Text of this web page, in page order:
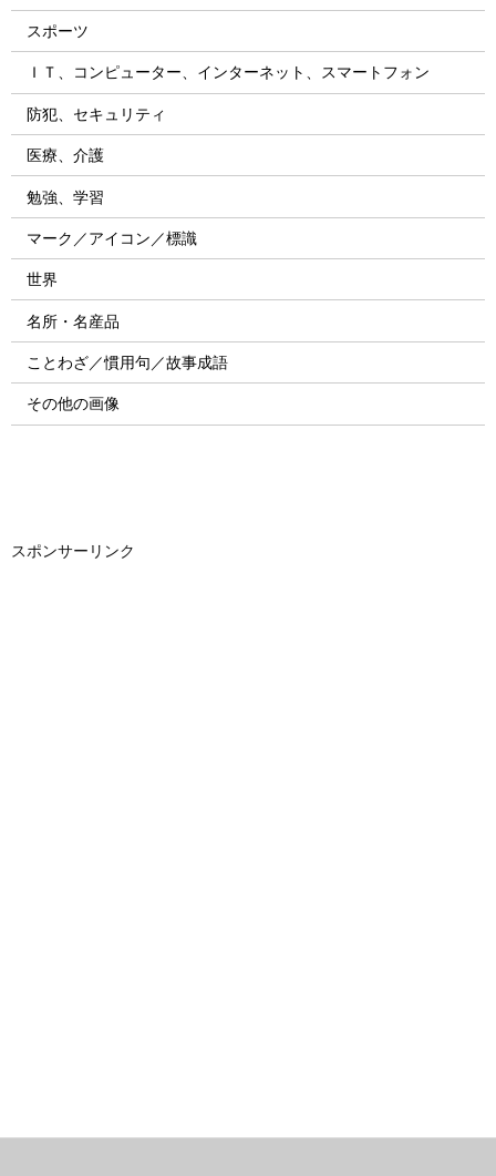
スポーツ
ＩＴ、コンピューター、インターネット、スマートフォン
防犯、セキュリティ
医療、介護
勉強、学習
マーク／アイコン／標識
世界
名所・名産品
ことわざ／慣用句／故事成語
その他の画像
スポンサーリンク